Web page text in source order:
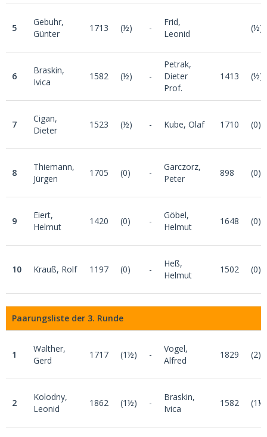
5
Gebuhr,
Günter
1713 (½) -
Frid,
Leonid
(½)
6
Braskin,
Ivica
1582 (½) -
Petrak,
Dieter
Prof.
1413 (½)
7
Cigan,
Dieter
1523 (½) - Kube, Olaf 1710 (0)
8
Thiemann,
Jürgen
1705 (0) -
Garczorz,
Peter
898 (0)
9
Eiert,
Helmut
1420 (0) -
Göbel,
Helmut
1648 (0)
10 Krauß, Rolf 1197 (0) -
Heß,
Helmut
1502 (0)
Paarungsliste der 3. Runde
1
Walther,
Gerd
1717 (1½) -
Vogel,
Alfred
1829 (2)
2
Kolodny,
Leonid
1862 (1½) -
Braskin,
Ivica
1582 (1½)